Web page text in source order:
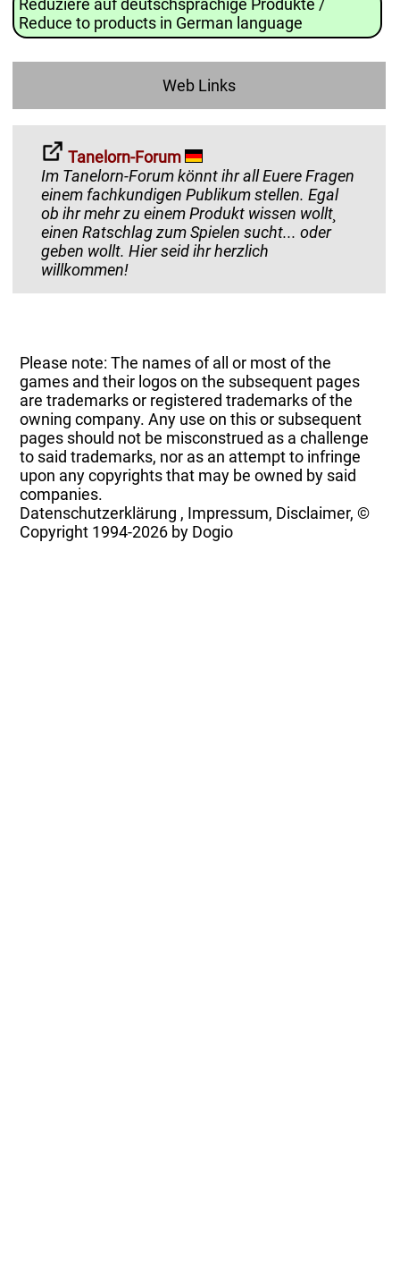
Reduziere auf deutschsprachige Produkte /
Reduce to products in German language
Web Links
Tanelorn-Forum
Im Tanelorn-Forum könnt ihr all Euere Fragen
einem fachkundigen Publikum stellen. Egal
ob ihr mehr zu einem Produkt wissen wollt¸
einen Ratschlag zum Spielen sucht... oder
geben wollt. Hier seid ihr herzlich
willkommen!
Please note: The names of all or most of the
games and their logos on the subsequent pages
are trademarks or registered trademarks of the
owning company. Any use on this or subsequent
pages should not be misconstrued as a challenge
to said trademarks, nor as an attempt to infringe
upon any copyrights that may be owned by said
companies.
Datenschutzerklärung , Impressum, Disclaimer, ©
Copyright 1994-2026 by Dogio